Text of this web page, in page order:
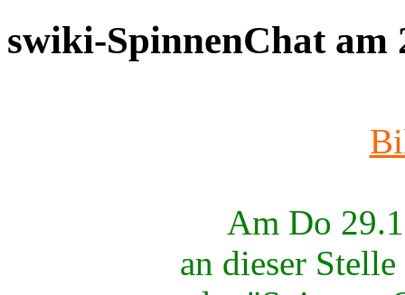
swiki-SpinnenChat am
Am Do
an dieser